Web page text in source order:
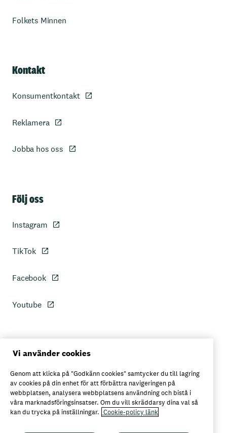
Folkets Minnen
Kontakt
Konsumentkontakt
Reklamera
Jobba hos oss
Följ oss
Instagram
TikTok
Facebook
Youtube
Personuppgiftspolicy
Axfoods integritetspolicy
Vi använder cookies
Genom att klicka på "Godkänn cookies" samtycker du till lagring
av cookies på din enhet för att förbättra navigeringen på
webbplatsen, analysera webbplatsens användning och bistå i
våra marknadsföringsinsatser. Om du vill skräddarsy dina val så
kan du trycka på inställningar. Cookie-policy länk